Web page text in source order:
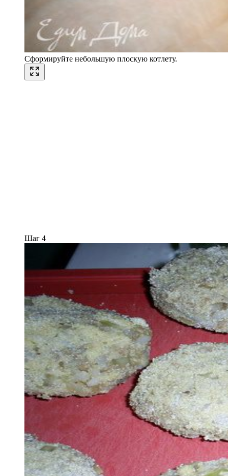
Сформируйте небольшую плоскую котлету.
Шаг 4